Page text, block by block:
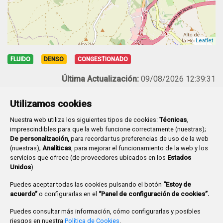
Utilizamos cookies
Nuestra web utiliza los siguientes tipos de cookies: Técnicas,
imprescindibles para que la web funcione correctamente (nuestras);
De personalización, para recordar tus preferencias de uso de la web
(nuestras); Analíticas, para mejorar el funcionamiento de la web y los
servicios que ofrece (de proveedores ubicados en los Estados
Unidos).
Puedes aceptar todas las cookies pulsando el botón “Estoy de
acuerdo” o configurarlas en el “Panel de configuración de cookies”.
Puedes consultar más información, cómo configurarlas y posibles
riesgos en nuestra Política de Cookies.
Leaflet
FLUIDO DENSO CONGESTIONADO
Última Actualización: 09/08/2026 12:39:31
Movilidad
947 288 800 CIF:P-0906100-C
POLÍTICA DE PRIVACIDAD
ACCESIBILIDAD